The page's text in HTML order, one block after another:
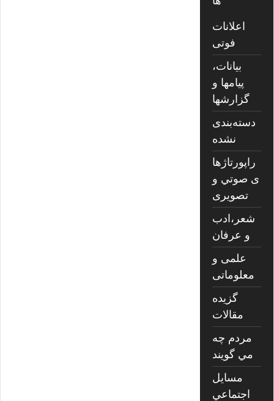
اعلانات
فوتی
بیانات،
پیامها و
گزارشها
دسته‌بندی
نشده
راپورتاژها
ی صوتي و
تصويری
شعر،ادب
و عرفان
علمی و
معلوماتی
گزیده
مقالات
مردم چه
مي گويند
مسايل
اجتماعي